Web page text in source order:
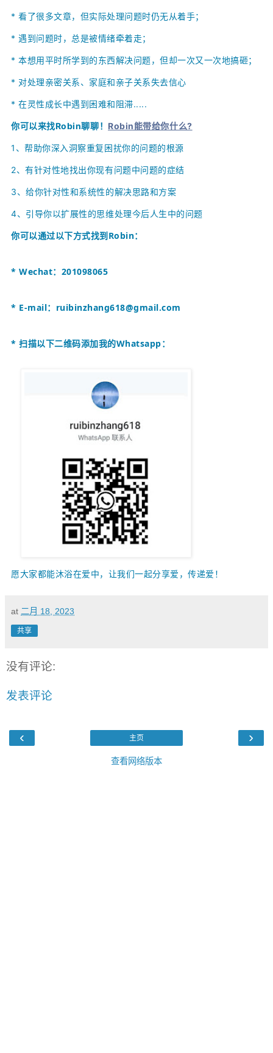
* 看了很多文章，但实际处理问题时仍无从着手；
* 遇到问题时，总是被情绪牵着走；
* 本想用平时所学到的东西解决问题，但却一次又一次地搞砸；
* 对处理亲密关系、家庭和亲子关系失去信心
* 在灵性成长中遇到困难和阻滞.....
你可以来找Robin聊聊！ Robin能带给你什么?
1、帮助你深入洞察重复困扰你的问题的根源
2、有针对性地找出你现有问题中问题的症结
3、给你针对性和系统性的解决思路和方案
4、引导你以扩展性的思维处理今后人生中的问题
你可以通过以下方式找到Robin：
* Wechat：201098065
* E-mail： ruibinzhang618@gmail.com
* 扫描以下二维码添加我的Whatsapp：
愿大家都能沐浴在爱中，让我们一起分享爱，传递爱！
at 二月 18, 2023
共享
没有评论:
发表评论
‹ ›
主页
查看网络版本